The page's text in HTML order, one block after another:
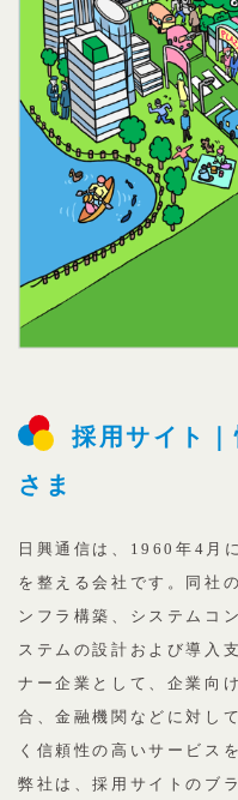
採用サイト
さま
日興通信は、1960年4月
を整える会社です。同社
ンフラ構築、システムコ
ステムの設計および導入
ナー企業として、企業向
合、金融機関などに対し
く信頼性の高いサービス
弊社は、採用サイトのブ